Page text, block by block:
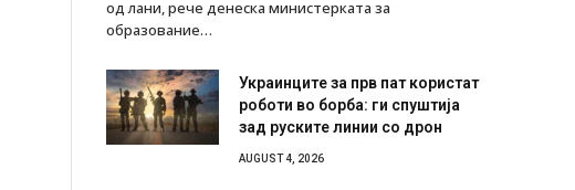
од лани, рече денеска министерката за
образование…
Украинците за прв пат користат
роботи во борба: ги спуштија
зад руските линии со дрон
AUGUST 4, 2026